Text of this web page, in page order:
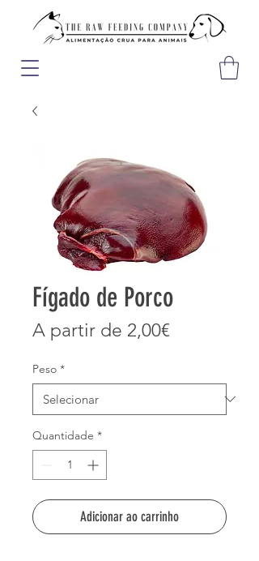
Fígado de Porco
A partir de 2,00€
Peso *
Quantidade *
Adicionar ao carrinho